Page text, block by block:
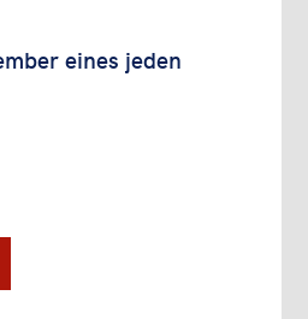
eines jeden